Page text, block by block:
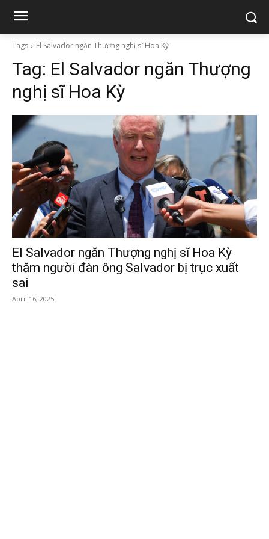
Tags El Salvador ngăn Thượng nghị sĩ Hoa Kỳ
Tag: El Salvador ngăn Thượng
nghị sĩ Hoa Kỳ
El Salvador ngăn Thượng nghị sĩ Hoa Kỳ
thăm người đàn ông Salvador bị trục xuất
sai
April 16, 2025